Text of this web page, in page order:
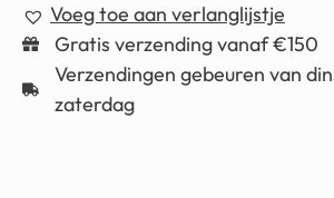
Voeg toe aan verlanglijstje
Gratis verzending vanaf €150
Verzendingen gebeuren van
zaterdag